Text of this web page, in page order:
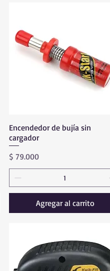
Vista rápida
Encendedor de bujía sin
cargador
Precio
$ 79.000
Agregar al carrito